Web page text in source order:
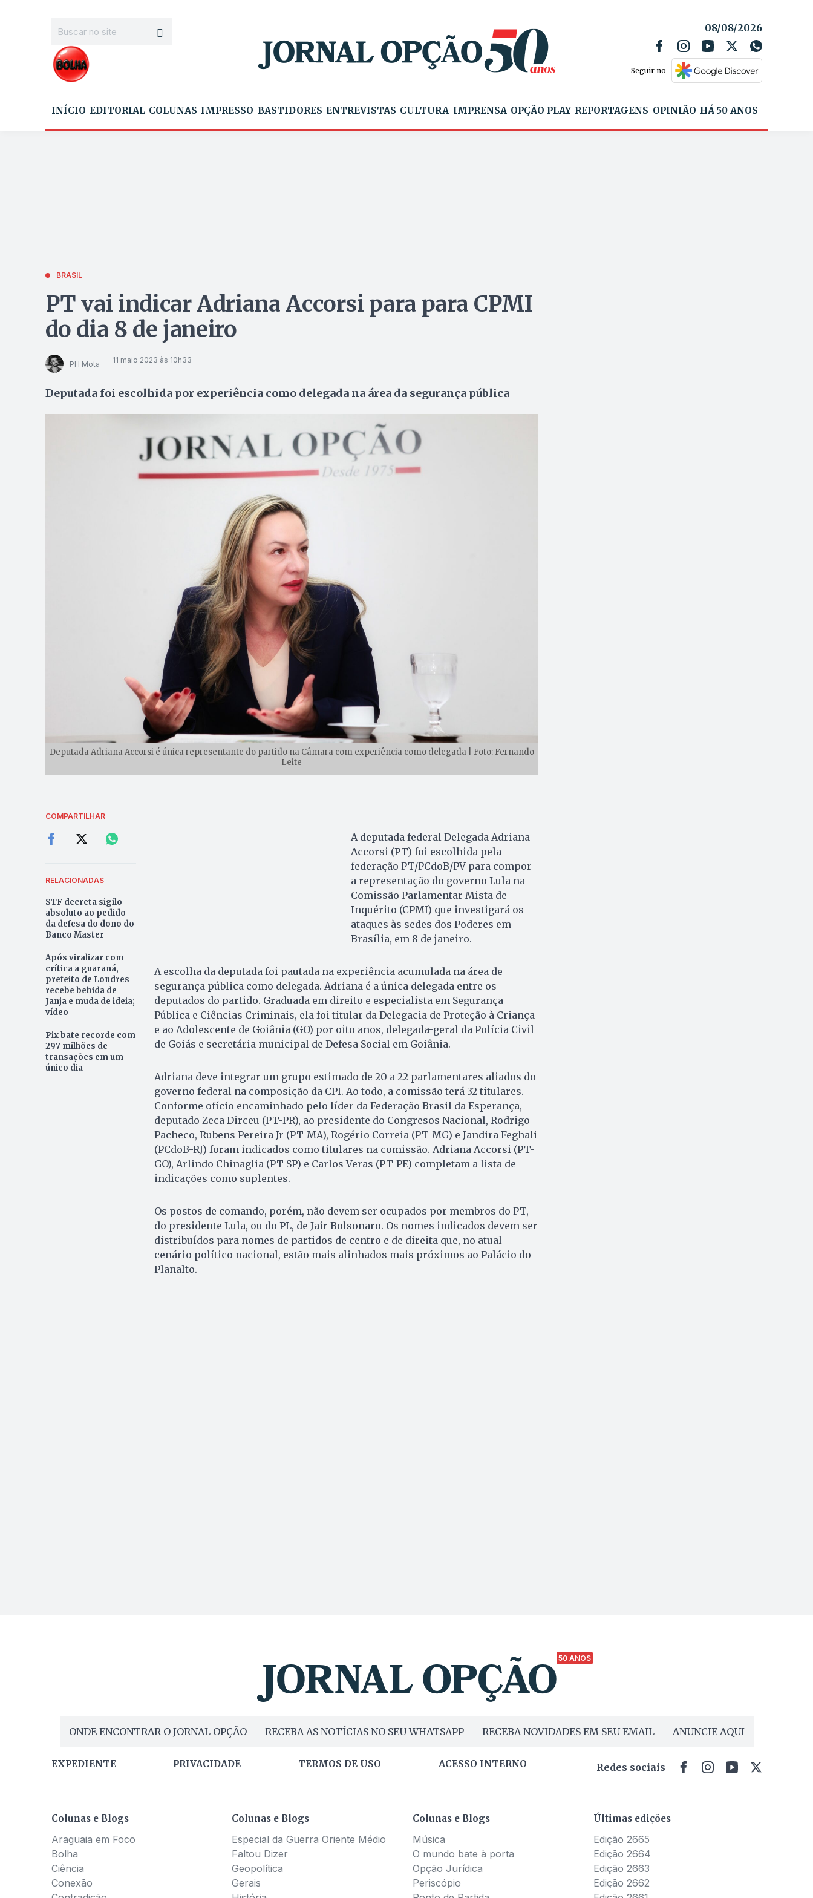
08/08/2026
Seguir no
INÍCIO EDITORIAL COLUNAS IMPRESSO BASTIDORES ENTREVISTAS CULTURA IMPRENSA OPÇÃO PLAY REPORTAGENS OPINIÃO HÁ 50 ANOS
BRASIL
PT vai indicar Adriana Accorsi para para CPMI
do dia 8 de janeiro
PH Mota 11 maio 2023 às 10h33
Deputada foi escolhida por experiência como delegada na área da segurança pública
Deputada Adriana Accorsi é única representante do partido na Câmara com experiência como delegada | Foto: Fernando
Leite
COMPARTILHAR
RELACIONADAS
STF decreta sigilo
absoluto ao pedido
da defesa do dono do
Banco Master
Após viralizar com
crítica a guaraná,
prefeito de Londres
recebe bebida de
Janja e muda de ideia;
vídeo
Pix bate recorde com
297 milhões de
transações em um
único dia
A deputada federal Delegada Adriana
Accorsi (PT) foi escolhida pela
federação PT/PCdoB/PV para compor
a representação do governo Lula na
Comissão Parlamentar Mista de
Inquérito (CPMI) que investigará os
ataques às sedes dos Poderes em
Brasília, em 8 de janeiro.
A escolha da deputada foi pautada na experiência acumulada na área de
segurança pública como delegada. Adriana é a única delegada entre os
deputados do partido. Graduada em direito e especialista em Segurança
Pública e Ciências Criminais, ela foi titular da Delegacia de Proteção à Criança
e ao Adolescente de Goiânia (GO) por oito anos, delegada-geral da Polícia Civil
de Goiás e secretária municipal de Defesa Social em Goiânia.
Adriana deve integrar um grupo estimado de 20 a 22 parlamentares aliados do
governo federal na composição da CPI. Ao todo, a comissão terá 32 titulares.
Conforme ofício encaminhado pelo líder da Federação Brasil da Esperança,
deputado Zeca Dirceu (PT-PR), ao presidente do Congresos Nacional, Rodrigo
Pacheco, Rubens Pereira Jr (PT-MA), Rogério Correia (PT-MG) e Jandira Feghali
(PCdoB-RJ) foram indicados como titulares na comissão. Adriana Accorsi (PT-
GO), Arlindo Chinaglia (PT-SP) e Carlos Veras (PT-PE) completam a lista de
indicações como suplentes.
Os postos de comando, porém, não devem ser ocupados por membros do PT,
do presidente Lula, ou do PL, de Jair Bolsonaro. Os nomes indicados devem ser
distribuídos para nomes de partidos de centro e de direita que, no atual
cenário político nacional, estão mais alinhados mais próximos ao Palácio do
Planalto.
50 ANOS
ONDE ENCONTRAR O JORNAL OPÇÃO RECEBA AS NOTÍCIAS NO SEU WHATSAPP RECEBA NOVIDADES EM SEU EMAIL ANUNCIE AQUI
EXPEDIENTE PRIVACIDADE TERMOS DE USO ACESSO INTERNO Redes sociais
Colunas e Blogs
Araguaia em Foco
Bolha
Ciência
Conexão
Colunas e Blogs
Especial da Guerra Oriente Médio
Faltou Dizer
Geopolítica
Gerais
Colunas e Blogs
Música
O mundo bate à porta
Opção Jurídica
Periscópio
Últimas edições
Edição 2665
Edição 2664
Edição 2663
Edição 2662